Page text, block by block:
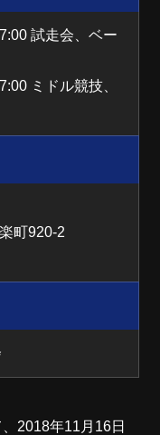
試走会、ベー
ミドル競技、
町920-2
2018年11月16日